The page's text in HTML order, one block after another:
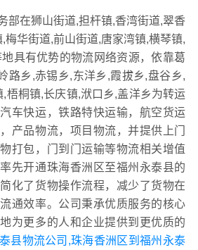
部在狮山街道,担杆镇,香湾街道,翠香
梅华街道,前山街道,唐家湾镇,横琴镇,
具有优势的物流网络资源，依靠葛
路乡,赤锡乡,东洋乡,霞拔乡,盘谷乡,
梧桐镇,长庆镇,洑口乡,盖洋乡为转运
车快运，铁路特快运输，航空货运
产品物流，项目物流，并提供上门
打包，门到门运输等物流相关增值
先开通珠海香洲区至福州永泰县的
化了货物操作流程，减少了货物在
通效率。公司秉承优质服务的核心
为更多的人和企业提供到更优质的
县物流公司,珠海香洲区到福州永泰